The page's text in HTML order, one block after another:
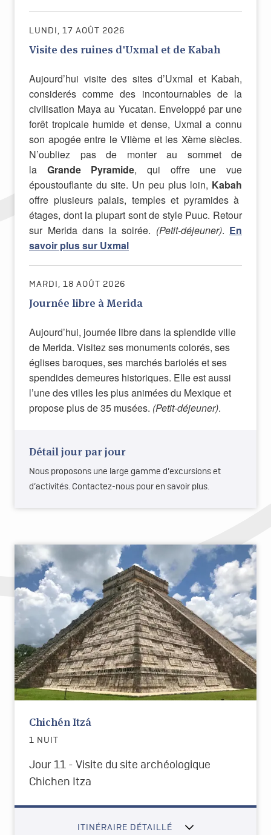
LUNDI, 17 AOÛT 2026
Visite des ruines d'Uxmal et de Kabah
Aujourd’hui visite des sites d’Uxmal et Kabah,
considerés comme des incontournables de la
civilisation Maya au Yucatan. Enveloppé par une
forêt tropicale humide et dense, Uxmal a connu
son apogée entre le VIIème et les Xème siècles.
N’oubliez pas de monter au sommet de
la Grande Pyramide, qui offre une vue
époustouflante du site. Un peu plus loin, Kabah
offre plusieurs palais, temples et pyramides à
étages, dont la plupart sont de style Puuc. Retour
sur Merida dans la soirée. (Petit-déjeuner). En
savoir plus sur Uxmal
MARDI, 18 AOÛT 2026
Journée libre à Merida
Aujourd’hui, journée libre dans la splendide ville
de Merida. Visitez ses monuments colorés, ses
églises baroques, ses marchés bariolés et ses
spendides demeures historiques. Elle est aussi
l’une des villes les plus animées du Mexique et
propose plus de 35 musées. (Petit-déjeuner).
Détail jour par jour
Nous proposons une large gamme d’excursions et
d’activités. Contactez-nous pour en savoir plus.
Chichén Itzá
1 NUIT
Jour 11 - Visite du site archéologique
Chichen Itza
ITINÉRAIRE DÉTAILLÉ